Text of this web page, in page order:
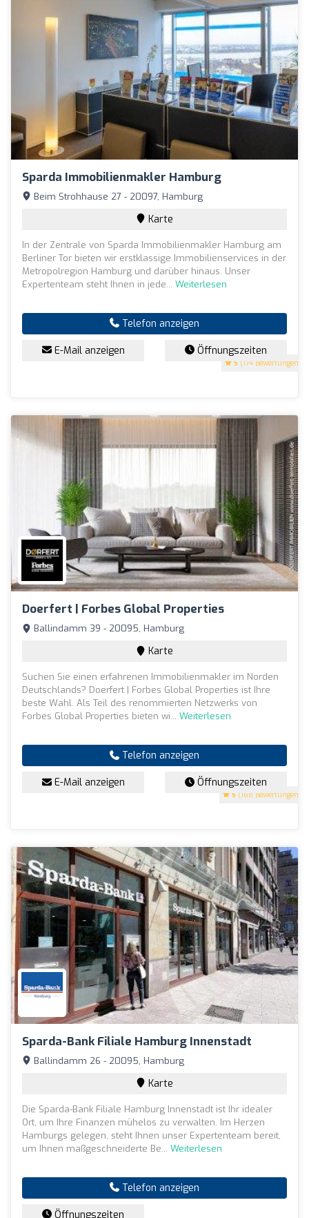
Sparda Immobilienmakler Hamburg
5 (174 Bewertungen)
Beim Strohhause 27 - 20097, Hamburg
Karte
In der Zentrale von Sparda Immobilienmakler Hamburg am
Berliner Tor bieten wir erstklassige Immobilienservices in der
Metropolregion Hamburg und darüber hinaus. Unser
Expertenteam steht Ihnen in jede... Weiterlesen
Telefon anzeigen
E-Mail anzeigen Öffnungszeiten
Doerfert | Forbes Global Properties
5 (168 Bewertungen)
Ballindamm 39 - 20095, Hamburg
Karte
Suchen Sie einen erfahrenen Immobilienmakler im Norden
Deutschlands? Doerfert | Forbes Global Properties ist Ihre
beste Wahl. Als Teil des renommierten Netzwerks von
Forbes Global Properties bieten wi... Weiterlesen
Telefon anzeigen
E-Mail anzeigen Öffnungszeiten
Sparda-Bank Filiale Hamburg Innenstadt
Ballindamm 26 - 20095, Hamburg
Karte
Die Sparda-Bank Filiale Hamburg Innenstadt ist Ihr idealer
Ort, um Ihre Finanzen mühelos zu verwalten. Im Herzen
Hamburgs gelegen, steht Ihnen unser Expertenteam bereit,
um Ihnen maßgeschneiderte Be... Weiterlesen
Telefon anzeigen
Öffnungszeiten